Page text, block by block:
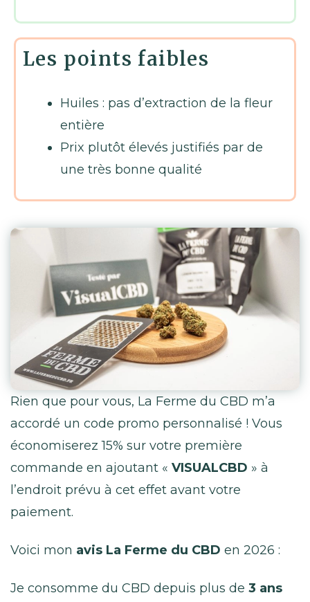
Les points faibles
Huiles : pas d’extraction de la fleur
entière
Prix plutôt élevés justifiés par de
une très bonne qualité
Rien que pour vous, La Ferme du CBD m’a
accordé un code promo personnalisé ! Vous
économiserez 15% sur votre première
commande en ajoutant « VISUALCBD » à
l’endroit prévu à cet effet avant votre
paiement.
Voici mon avis La Ferme du CBD en 2026 :
Je consomme du CBD depuis plus de 3 ans